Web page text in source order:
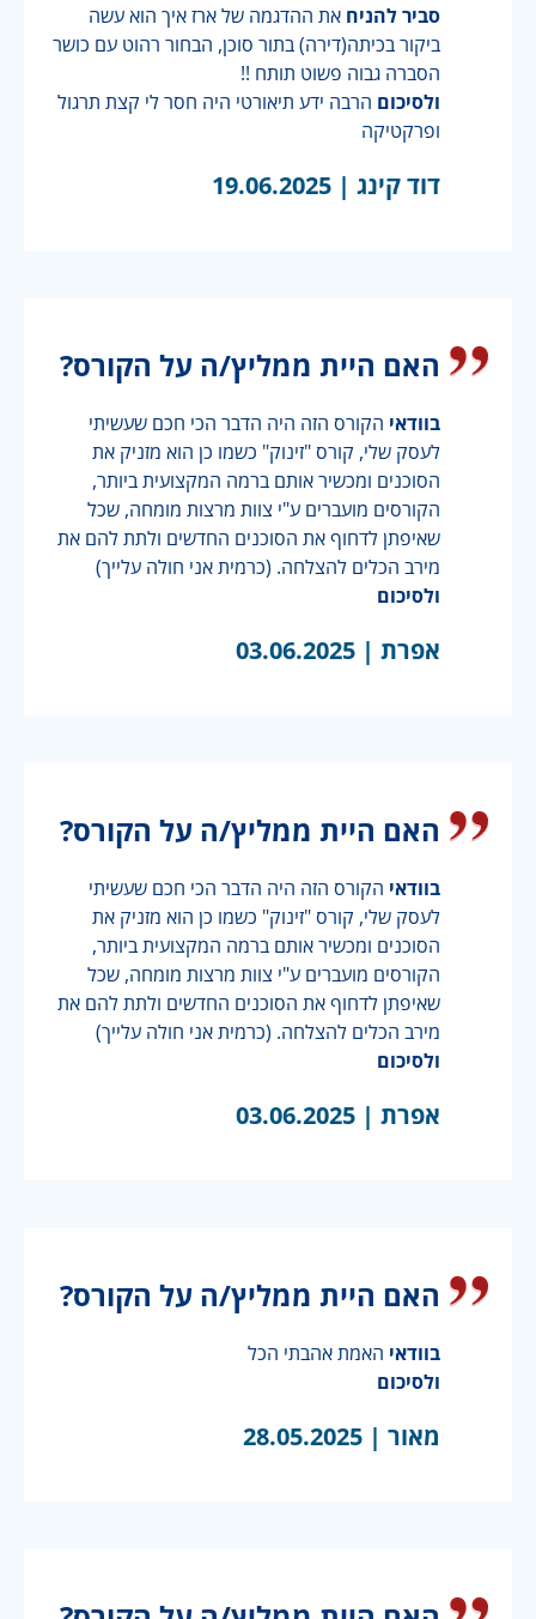
סביר להניח את ההדגמה של ארז איך הוא עשה
ביקור בכיתה(דירה) בתור סוכן, הבחור רהוט עם כושר
הסברה גבוה פשוט תותח !!
ולסיכום הרבה ידע תיאורטי היה חסר לי קצת תרגול
ופרקטיקה
דוד קינג | 19.06.2025
האם היית ממליץ/ה על הקורס?
בוודאי הקורס הזה היה הדבר הכי חכם שעשיתי
לעסק שלי, קורס "זינוק" כשמו כן הוא מזניק את
הסוכנים ומכשיר אותם ברמה המקצועית ביותר,
הקורסים מועברים ע"י צוות מרצות מומחה, שכל
שאיפתן לדחוף את הסוכנים החדשים ולתת להם את
מירב הכלים להצלחה. (כרמית אני חולה עלייך)
ולסיכום
אפרת | 03.06.2025
האם היית ממליץ/ה על הקורס?
בוודאי הקורס הזה היה הדבר הכי חכם שעשיתי
לעסק שלי, קורס "זינוק" כשמו כן הוא מזניק את
הסוכנים ומכשיר אותם ברמה המקצועית ביותר,
הקורסים מועברים ע"י צוות מרצות מומחה, שכל
שאיפתן לדחוף את הסוכנים החדשים ולתת להם את
מירב הכלים להצלחה. (כרמית אני חולה עלייך)
ולסיכום
אפרת | 03.06.2025
האם היית ממליץ/ה על הקורס?
בוודאי האמת אהבתי הכל
ולסיכום
מאור | 28.05.2025